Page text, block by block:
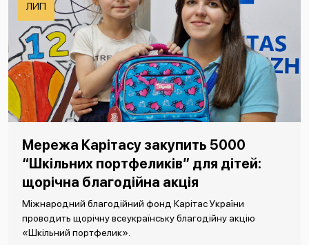
ЛИП
Мережа Карітасу закупить 5000
“Шкільних портфеликів” для дітей:
щорічна благодійна акція
Міжнародний благодійний фонд Карітас України
проводить щорічну всеукраїнську благодійну акцію
«Шкільний портфелик».